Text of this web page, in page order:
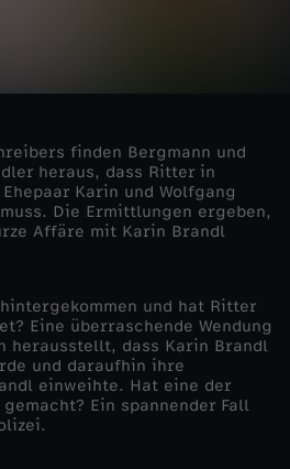
finden Bergmann und
heraus, dass Ritter in
Karin und Wolfgang
Die Ermittlungen ergeben,
Affäre mit Karin Brandl
und hat Ritter
Eine überraschende Wendung
herausstellt, dass Karin Brandl
und daraufhin ihre
einweihte. Hat eine der
Ein spannender Fall